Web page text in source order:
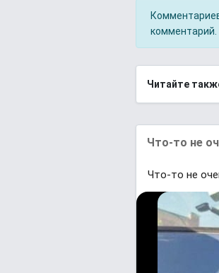
комментарий.
Читайте
Что-то не
Что-то не